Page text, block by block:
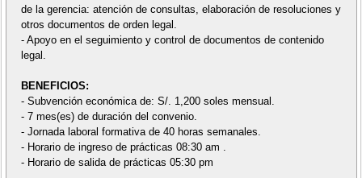
de la gerencia: atención de consultas, elaboración de resoluciones y
otros documentos de orden legal.
- Apoyo en el seguimiento y control de documentos de contenido
legal.
BENEFICIOS:
- Subvención económica de: S/. 1,200 soles mensual.
- 7 mes(es) de duración del convenio.
- Jornada laboral formativa de 40 horas semanales.
- Horario de ingreso de prácticas 08:30 am .
- Horario de salida de prácticas 05:30 pm